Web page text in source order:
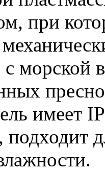
при
с морской
имеет
подходит